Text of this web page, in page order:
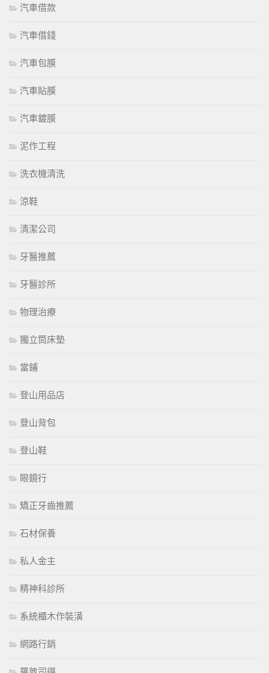
汽車借款
汽車借錢
汽車包膜
汽車貼膜
汽車鍍膜
泥作工程
洗衣機清洗
涼鞋
清潔公司
牙醫推薦
牙醫診所
物理治療
獨立筒床墊
當鋪
登山用品店
登山背包
登山鞋
眼鏡行
矯正牙齒推薦
石材保養
私人金主
精神科診所
系統櫃木作裝潢
網路行銷